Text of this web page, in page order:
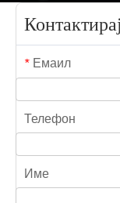
* Емаил
Телефон
Име